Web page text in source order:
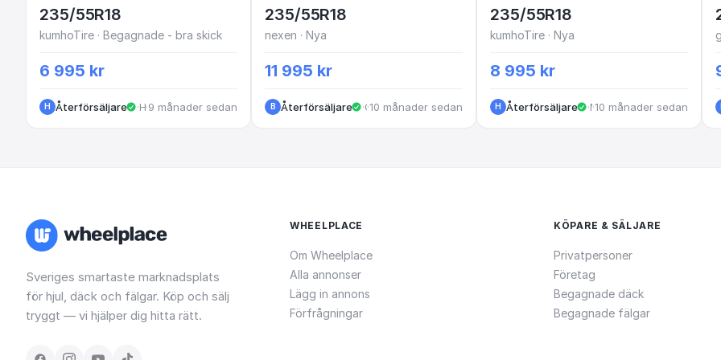
235/55R18
kumhoTire · Begagnade - bra skick
6 995 kr
H Återförsäljare · Helsingborg
·9 månader sedan
235/55R18
nexen · Nya
11 995 kr
B Återförsäljare · Göteborg
·10 månader sedan
235/55R18
kumhoTire · Nya
8 995 kr
H Återförsäljare · Mölndal
·10 månader sedan
Sveriges smartaste marknadsplats
för hjul, däck och fälgar. Köp och sälj
tryggt — vi hjälper dig hitta rätt.
WHEELPLACE
Om Wheelplace
Alla annonser
Lägg in annons
Förfrågningar
KÖPARE & SÄLJARE
Privatpersoner
Företag
Begagnade däck
Begagnade fälgar